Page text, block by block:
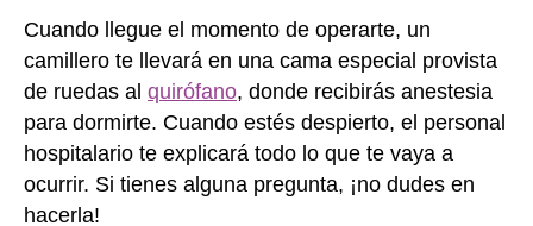
Cuando llegue el momento de operarte, un
camillero te llevará en una cama especial provista
de ruedas al quirófano, donde recibirás anestesia
para dormirte. Cuando estés despierto, el personal
hospitalario te explicará todo lo que te vaya a
ocurrir. Si tienes alguna pregunta, ¡no dudes en
hacerla!